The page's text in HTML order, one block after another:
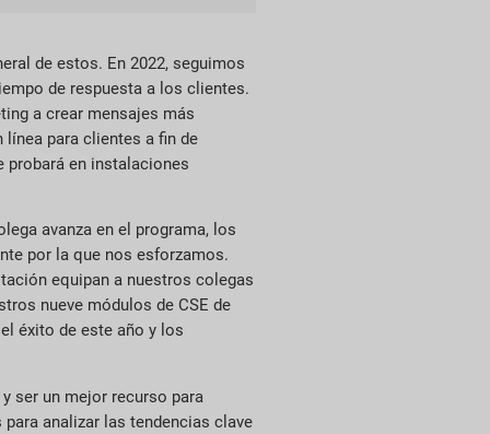
de estos. En 2022, seguimos
de respuesta a los clientes.
a crear mensajes más
para clientes a fin de
en instalaciones
avanza en el programa, los
por la que nos esforzamos.
equipan a nuestros colegas
nueve módulos de CSE de
éxito de este año y los
ser un mejor recurso para
analizar las tendencias clave